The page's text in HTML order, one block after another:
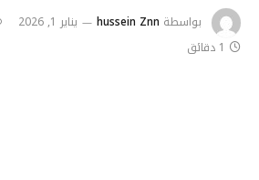
بواسطة hussein Znn يناير 1, 2026
1 دقائق